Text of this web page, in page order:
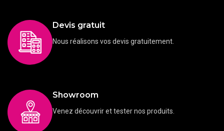
Devis gratuit
Nous réalisons vos devis gratuitement.
Showroom
Venez découvrir et tester nos produits.